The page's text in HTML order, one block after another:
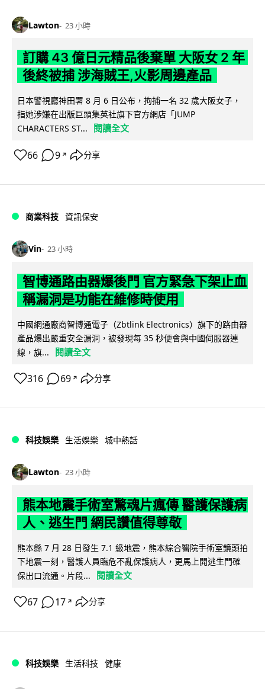
Lawton 23 小時
訂購 43 億日元精品後棄單 大阪女 2 年
後終被捕 涉海賊王,火影周邊產品
日本警視廳神田署 8 月 6 日公布，拘捕一名 32 歲大阪女子，
指她涉嫌在出版巨頭集英社旗下官方網店「JUMP
CHARACTERS ST...
閱讀全文
66 9 ↗ 分享
商業科技 資訊保安
Vin 23 小時
智博通路由器爆後門 官方緊急下架止血
稱漏洞是功能在維修時使用
中國網通廠商智博通電子（Zbtlink Electronics）旗下的路由器
產品爆出嚴重安全漏洞，被發現每 35 秒便會與中國伺服器連
線，旗...
閱讀全文
316 69 ↗ 分享
科技娛樂 生活娛樂 城中熱話
Lawton 23 小時
熊本地震手術室驚魂片瘋傳 醫護保護病
人、逃生門 網民讚值得尊敬
熊本縣 7 月 28 日發生 7.1 級地震，熊本綜合醫院手術室鏡頭拍
下地震一刻，醫護人員臨危不亂保護病人，更馬上開逃生門確
保出口流通。片段...
閱讀全文
67 17 ↗ 分享
科技娛樂 生活科技 健康